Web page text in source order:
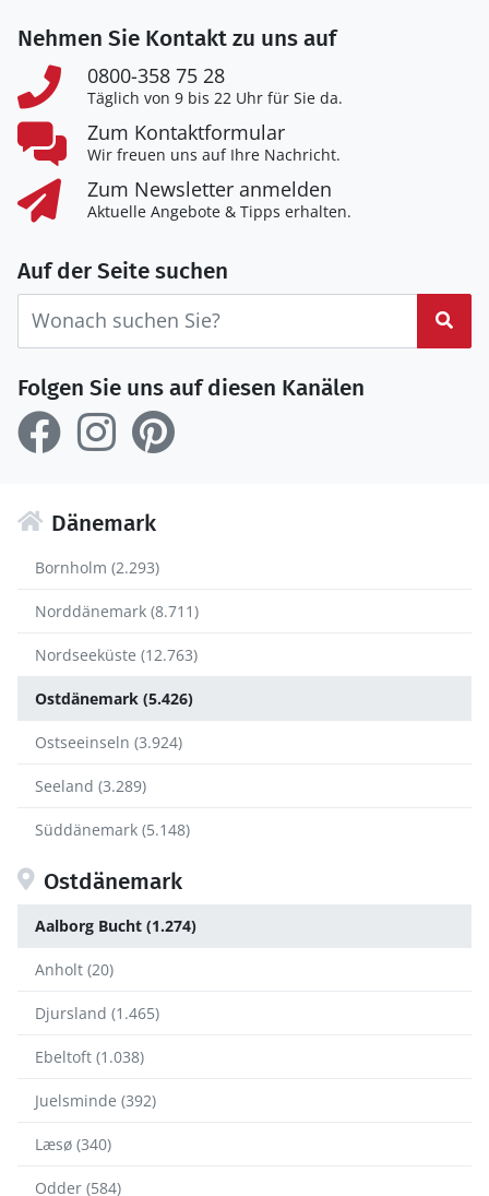
Nehmen Sie Kontakt zu uns auf
0800-358 75 28
Täglich von 9 bis 22 Uhr für Sie da.
Zum Kontaktformular
Wir freuen uns auf Ihre Nachricht.
Zum Newsletter anmelden
Aktuelle Angebote & Tipps erhalten.
Auf der Seite suchen
Folgen Sie uns auf diesen Kanälen
Dänemark
Bornholm (2.293)
Norddänemark (8.711)
Nordseeküste (12.763)
Ostdänemark (5.426)
Ostseeinseln (3.924)
Seeland (3.289)
Süddänemark (5.148)
Ostdänemark
Aalborg Bucht (1.274)
Anholt (20)
Djursland (1.465)
Ebeltoft (1.038)
Juelsminde (392)
Læsø (340)
Odder (584)